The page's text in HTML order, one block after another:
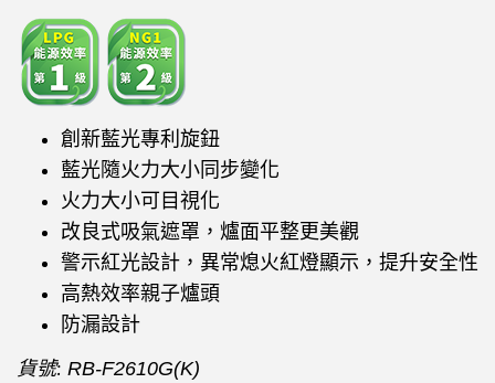
創新藍光專利旋鈕
藍光隨火力大小同步變化
火力大小可目視化
改良式吸氣遮罩，爐面平整更美觀
警示紅光設計，異常熄火紅燈顯示，提升安全性
高熱效率親子爐頭
防漏設計
貨號: RB-F2610G(K)